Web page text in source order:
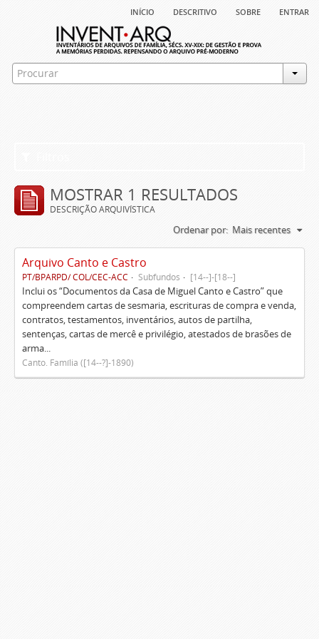
início descritivo sobre entrar
MOSTRAR 1 RESULTADOS
DESCRIÇÃO ARQUIVÍSTICA
Ordenar por: Mais recentes
Arquivo Canto e Castro
PT/BPARPD/ COL/CEC-ACC Subfundos [14--]-[18--]
Inclui os “Documentos da Casa de Miguel Canto e Castro” que
compreendem cartas de sesmaria, escrituras de compra e venda,
contratos, testamentos, inventários, autos de partilha,
sentenças, cartas de mercê e privilégio, atestados de brasões de
arma...
Canto. Família ([14--?]-1890)